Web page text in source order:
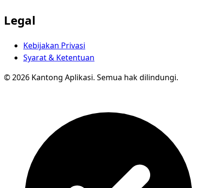
Legal
Kebijakan Privasi
Syarat & Ketentuan
© 2026 Kantong Aplikasi. Semua hak dilindungi.